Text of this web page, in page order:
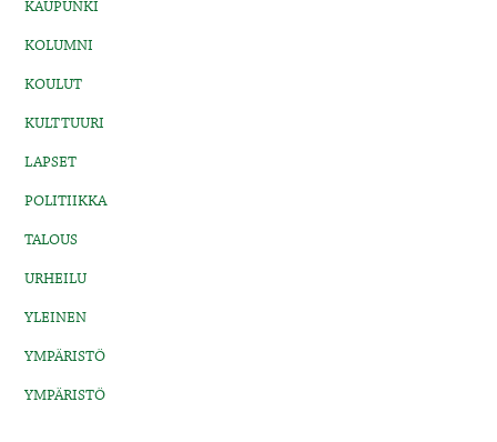
KAUPUNKI
KOLUMNI
KOULUT
KULTTUURI
LAPSET
POLITIIKKA
TALOUS
URHEILU
YLEINEN
YMPÄRISTÖ
YMPÄRISTÖ